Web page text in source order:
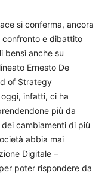
si conferma, ancora
confronto e dibattito
bensì anche su
Ernesto De
of Strategy
infatti, ci ha
più da
cambiamenti di più
abbia mai
Digitale –
poter rispondere da